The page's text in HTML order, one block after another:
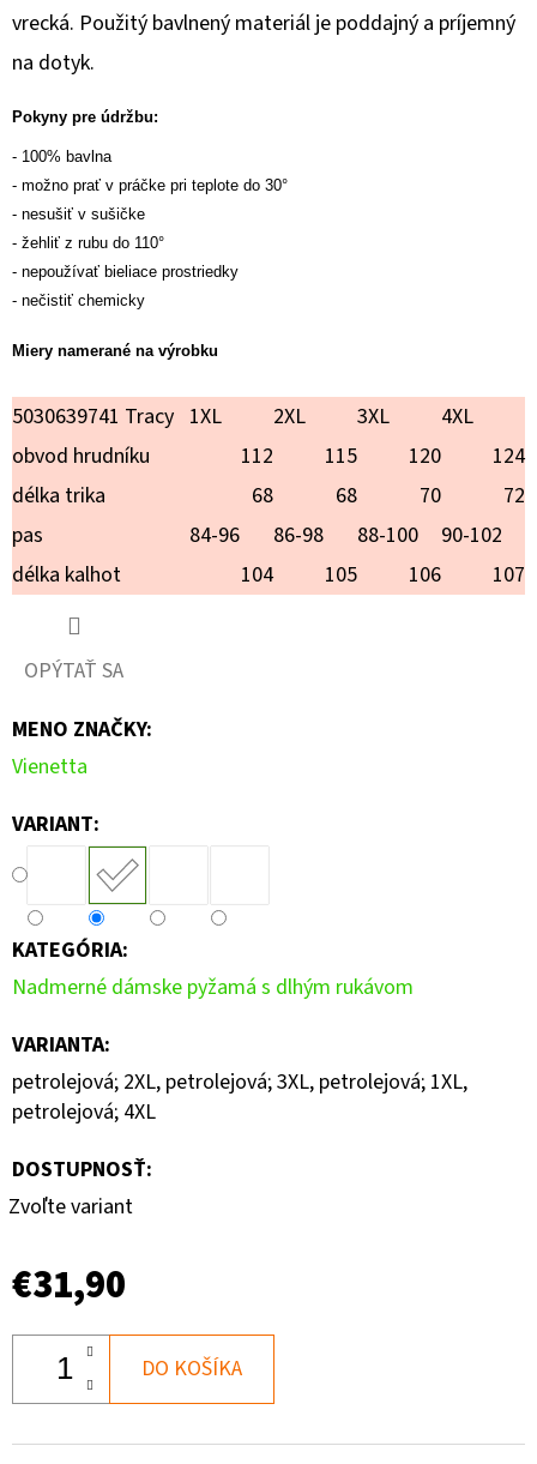
vrecká. Použitý bavlnený materiál je poddajný a príjemný
na dotyk.
Pokyny pre údržbu:
- 100% bavlna
- možno prať v práčke pri teplote do 30°
- nesušiť v sušičke
- žehliť z rubu do 110°
- nepoužívať bieliace prostriedky
- nečistiť chemicky
Miery namerané na výrobku
5030639741 Tracy 1XL 2XL 3XL
4XL
obvod hrudníku
112 115 120
124
délka trika
68 68 70
72
pas
84-96 86-98 88-100
90-102
délka kalhot
104 105 106 107
OPÝTAŤ SA
MENO ZNAČKY:
Vienetta
VARIANT:
KATEGÓRIA:
Nadmerné dámske pyžamá s dlhým rukávom
VARIANTA:
petrolejová; 2XL, petrolejová; 3XL, petrolejová; 1XL,
petrolejová; 4XL
DOSTUPNOSŤ:
Zvoľte variant
€31,90
DO KOŠÍKA
DÁMSKE
DOMÁCE
ŠATY
KRÁTKYM
RUKÁVOM
GINKGO
€18,90